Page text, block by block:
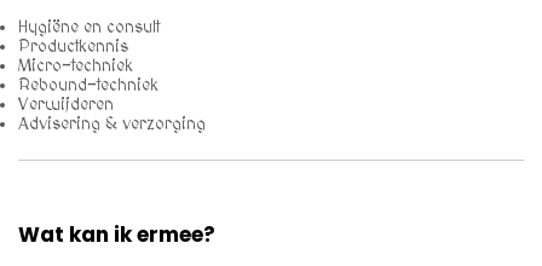
Hygiëne en consult
Productkennis
Micro-techniek
Rebound-techniek
Verwijderen
Advisering & verzorging
Wat kan ik ermee?